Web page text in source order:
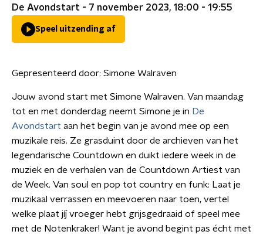
De Avondstart - 7 november 2023, 18:00 - 19:55
Speel uitzending af
Gepresenteerd door: Simone Walraven
Jouw avond start met Simone Walraven. Van maandag
tot en met donderdag neemt Simone je in De
Avondstart aan het begin van je avond mee op een
muzikale reis. Ze grasduint door de archieven van het
legendarische Countdown en duikt iedere week in de
muziek en de verhalen van de Countdown Artiest van
de Week. Van soul en pop tot country en funk: Laat je
muzikaal verrassen en meevoeren naar toen, vertel
welke plaat jíj vroeger hebt grijsgedraaid of speel mee
met de Notenkraker! Want je avond begint pas écht met